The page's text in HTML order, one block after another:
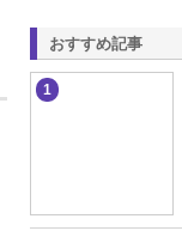
おすすめ記事
1